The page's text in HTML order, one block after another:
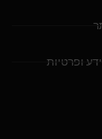
ופרטיות